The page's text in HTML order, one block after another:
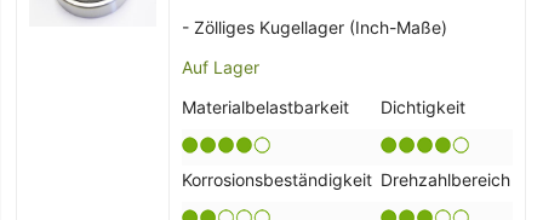
- Zölliges Kugellager (Inch-Maße)
Auf Lager
Materialbelastbarkeit
Dichtigkeit
Korrosionsbeständigkeit Drehzahlbereich